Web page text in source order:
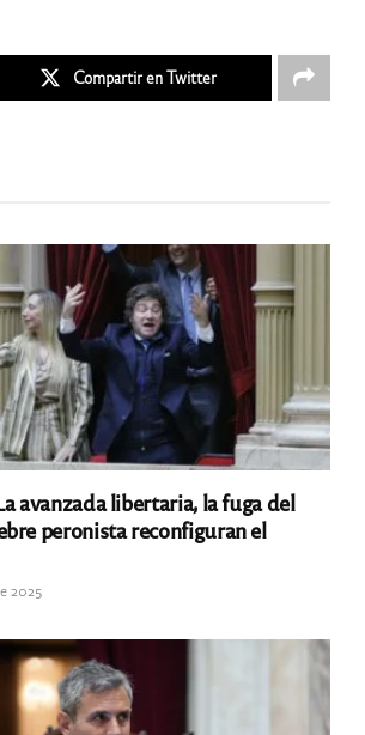
Compartir en Twitter
avanzada libertaria, la fuga del
peronista reconfiguran el
2025